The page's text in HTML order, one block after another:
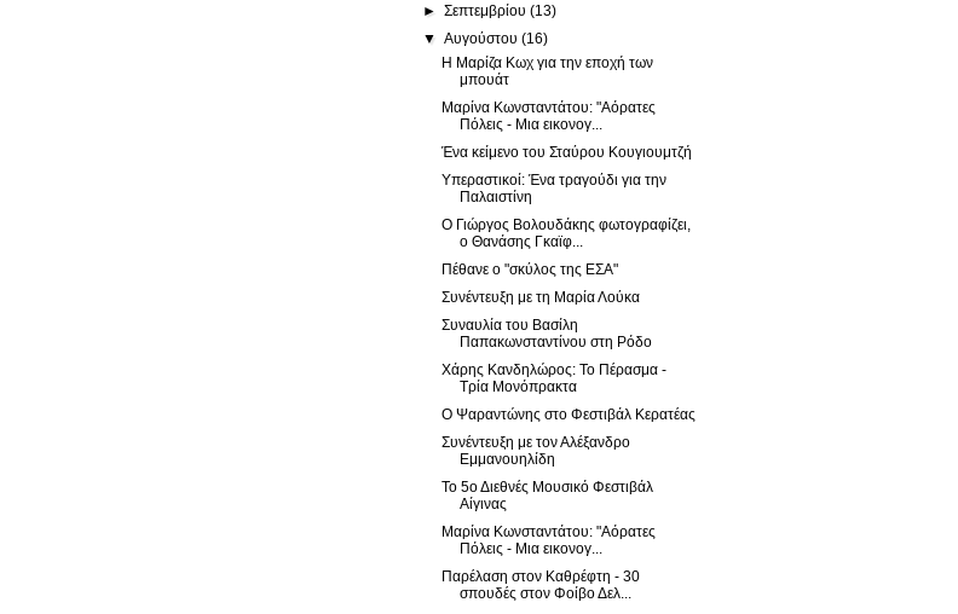
►Σεπτεμβρίου(13)
▼Αυγούστου(16)
Η Μαρίζα Κωχ για την εποχή των
μπουάτ
Μαρίνα Κωνσταντάτου: "Αόρατες
Πόλεις - Μια εικονογ...
Ένα κείμενο του Σταύρου Κουγιουμτζή
Υπεραστικοί: Ένα τραγούδι για την
Παλαιστίνη
Ο Γιώργος Βολουδάκης φωτογραφίζει,
ο Θανάσης Γκαϊφ...
Πέθανε ο "σκύλος της ΕΣΑ"
Συνέντευξη με τη Μαρία Λούκα
Συναυλία του Βασίλη
Παπακωνσταντίνου στη Ρόδο
Χάρης Κανδηλώρος: Το Πέρασμα -
Τρία Μονόπρακτα
Ο Ψαραντώνης στο Φεστιβάλ Κερατέας
Συνέντευξη με τον Αλέξανδρο
Εμμανουηλίδη
Το 5ο Διεθνές Μουσικό Φεστιβάλ
Αίγινας
Μαρίνα Κωνσταντάτου: "Αόρατες
Πόλεις - Μια εικονογ...
Παρέλαση στον Καθρέφτη - 30
σπουδές στον Φοίβο Δελ...